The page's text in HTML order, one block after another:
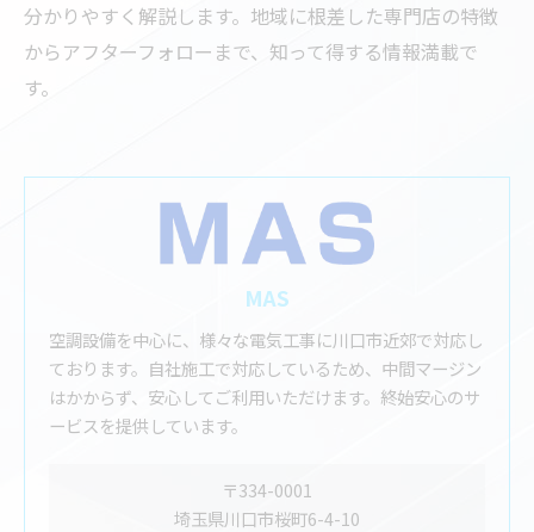
分かりやすく解説します。地域に根差した専門店の特徴
からアフターフォローまで、知って得する情報満載で
す。
MAS
空調設備を中心に、様々な電気工事に川口市近郊で対応し
ております。自社施工で対応しているため、中間マージン
はかからず、安心してご利用いただけます。終始安心のサ
ービスを提供しています。
〒334-0001
埼玉県川口市桜町6-4-10